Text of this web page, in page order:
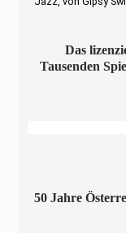
Das
Tausenden
50 Jahre